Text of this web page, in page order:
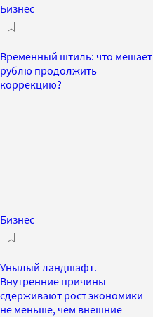
Бизнес
Временный штиль: что мешает
рублю продолжить
коррекцию?
Бизнес
Унылый ландшафт.
Внутренние причины
сдерживают рост экономики
не меньше, чем внешние